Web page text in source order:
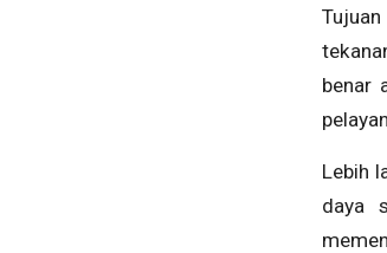
benar
Lebih
daya